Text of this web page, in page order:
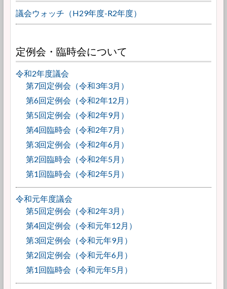
議会ウォッチ（H29年度-R2年度）
定例会・臨時会について
令和2年度議会
第7回定例会（令和3年3月）
第6回定例会（令和2年12月）
第5回定例会（令和2年9月）
第4回臨時会（令和2年7月）
第3回定例会（令和2年6月）
第2回臨時会（令和2年5月）
第1回臨時会（令和2年5月）
令和元年度議会
第5回定例会（令和2年3月）
第4回定例会（令和元年12月）
第3回定例会（令和元年9月）
第2回定例会（令和元年6月）
第1回臨時会（令和元年5月）